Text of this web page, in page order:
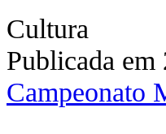
Cultura
Publicada
Campeonato